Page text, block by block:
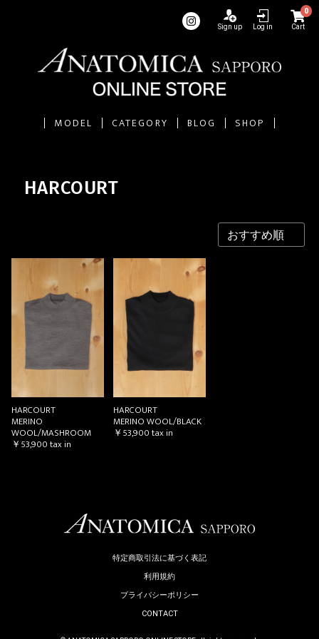
Sign up Log in
0
Cart
MODEL CATEGORY BLOG SHOP
HARCOURT
HARCOURT
MERINO
WOOL/MASHROOM
￥53,900tax in
HARCOURT
MERINO WOOL/BLACK
￥53,900tax in
お買い物を続ける カートへ進む
特定商取引法に基づく表記
利用規約
プライバシーポリシー
CONTACT